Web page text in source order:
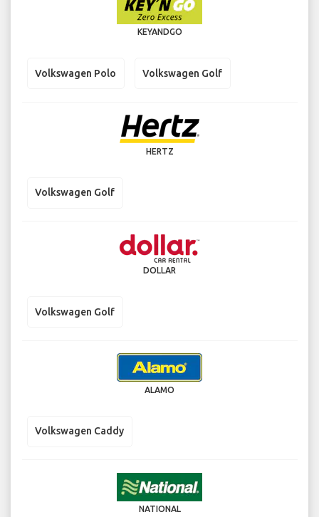
KEYANDGO
Volkswagen Polo Volkswagen Golf
HERTZ
Volkswagen Golf
DOLLAR
Volkswagen Golf
ALAMO
Volkswagen Caddy
NATIONAL